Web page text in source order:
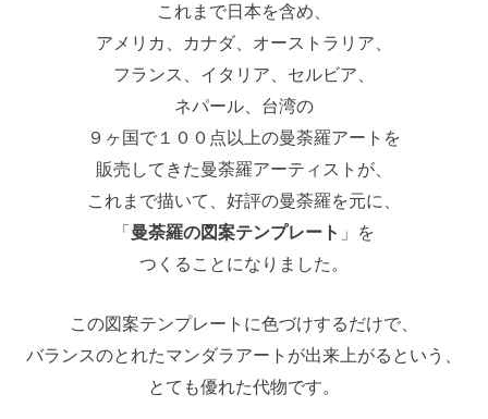
これまで日本を含め、
アメリカ、カナダ、オーストラリア、
フランス、イタリア、セルビア、
ネパール、台湾の
９ヶ国で１００点以上の曼荼羅アートを
販売してきた曼荼羅アーティストが、
これまで描いて、好評の曼荼羅を元に、
「 曼荼羅の図案テンプレート 」を
つくることになりました。
この図案テンプレートに色づけするだけで、
バランスのとれたマンダラアートが出来上がるという、
とても優れた代物です。